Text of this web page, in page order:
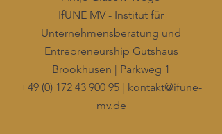
IfUNE MV - Institut für
Unternehmensberatung und
Entrepreneurship Gutshaus
Brookhusen | Parkweg 1
+49 (0) 172 43 900 95 | kontakt@ifune-
mv.de